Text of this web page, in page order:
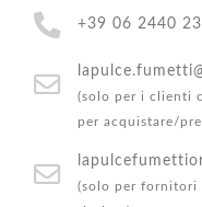
+39 06 2440
(solo per i clienti
per acquistare/
(solo per fornitori